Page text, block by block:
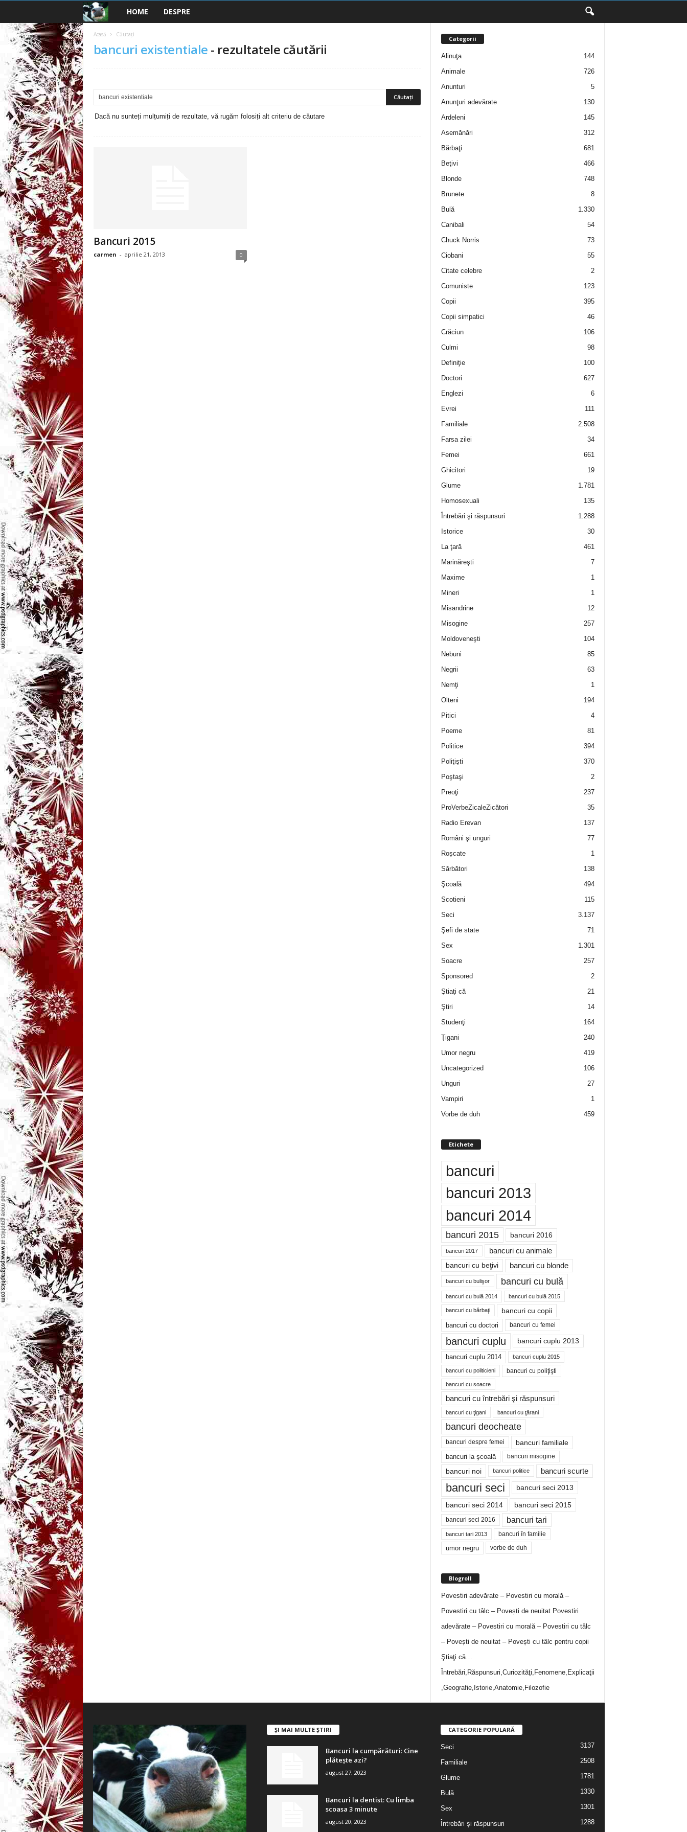
a
n
u
HOME DESPRE
Acasă Căutați
bancuri existentiale - rezultatele căutării
Dacă nu sunteți mulțumiți de rezultate, vă rugăm folosiți alt criteriu de căutare
Bancuri 2015
carmen - aprilie 21, 2013 0
Categorii
Alinuţa
144
Animale
726
Anunturi
5
Anunţuri adevărate
130
Ardeleni
145
Asemănări
312
Bărbaţi
681
Beţivi
466
Blonde
748
Brunete
8
Bulă
1.330
Canibali
54
Chuck Norris
73
Ciobani
55
Citate celebre
2
Comuniste
123
Copii
395
Copii simpatici
46
Crăciun
106
Culmi
98
Definiţie
100
Doctori
627
Englezi
6
Evrei
111
Familiale
2.508
Farsa zilei
34
Femei
661
Ghicitori
19
Glume
1.781
Homosexuali
135
Întrebări şi răspunsuri
1.288
Istorice
30
La ţară
461
Marinăreşti
7
Maxime
1
Mineri
1
Misandrine
12
Misogine
257
Moldoveneşti
104
Nebuni
85
Negrii
63
Nemţi
1
Olteni
194
Pitici
4
Poeme
81
Politice
394
Poliţişti
370
Poştaşi
2
Preoţi
237
ProVerbeZicaleZicători
35
Radio Erevan
137
Români şi unguri
77
Roșcate
1
Sărbători
138
Şcoală
494
Scotieni
115
Seci
3.137
Şefi de state
71
Sex
1.301
Soacre
257
Sponsored
2
Ştiaţi că
21
Ştiri
14
Studenţi
164
Ţigani
240
Umor negru
419
Uncategorized
106
Unguri
27
Vampiri
1
Vorbe de duh
459
Etichete
bancuri
bancuri 2013
bancuri 2014
bancuri 2015 bancuri 2016
bancuri 2017 bancuri cu animale
bancuri cu beţivi bancuri cu blonde
bancuri cu bulişor bancuri cu bulă
bancuri cu bulă 2014 bancuri cu bulă 2015
bancuri cu bărbaţi bancuri cu copii
bancuri cu doctori bancuri cu femei
bancuri cuplu bancuri cuplu 2013
bancuri cuplu 2014 bancuri cuplu 2015
bancuri cu politicieni bancuri cu poliţişti
bancuri cu soacre
bancuri cu întrebări şi răspunsuri
bancuri cu ţigani bancuri cu ţărani
bancuri deocheate
bancuri despre femei bancuri familiale
bancuri la şcoală bancuri misogine
bancuri noi bancuri politice bancuri scurte
bancuri seci bancuri seci 2013
bancuri seci 2014 bancuri seci 2015
bancuri seci 2016 bancuri tari
bancuri tari 2013 bancuri în familie
umor negru vorbe de duh
Blogroll
Povestiri adevărate – Povestiri cu morală –
Povestiri cu tâlc – Povești de neuitatPovestiri
adevărate – Povestiri cu morală – Povestiri cu tâlc
– Povești de neuitat – Povești cu tâlc pentru copii
Ştiaţi că…
Întrebări,Răspunsuri,Curiozităţi,Fenomene,Explicaţii
,Geografie,Istorie,Anatomie,Filozofie
ȘI MAI MULTE ȘTIRI
Bancuri la cumpărături: Cine
plătește azi?
august 27, 2023
Bancuri la dentist: Cu limba
scoasa 3 minute
august 20, 2023
CATEGORIE POPULARĂ
Seci 3137
Familiale 2508
Glume 1781
Bulă 1330
Sex 1301
Întrebări şi răspunsuri 1288